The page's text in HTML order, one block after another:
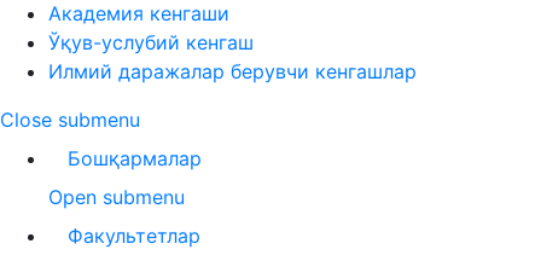
Академия кенгаши
Ўқув-услубий кенгаш
Илмий даражалар берувчи кенгашлар
Close submenu
Бошқармалар
Open submenu
Факультетлар